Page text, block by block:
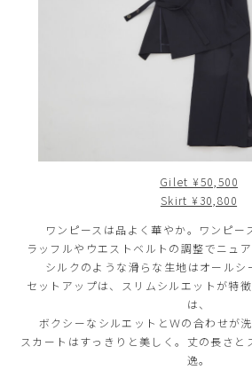
Gilet ¥50,500
Skirt ¥30,800
ワンピースは品よく華やか。ワンピー
ラッフルやウエストベルトの調整でニュ
シルクのような滑らな生地はオールシ
セットアップは、スリムシルエットが特
は、
ボクシーなシルエットとＷの合わせが洗
スカートはすっきりと美しく。丈の長さと
逸。